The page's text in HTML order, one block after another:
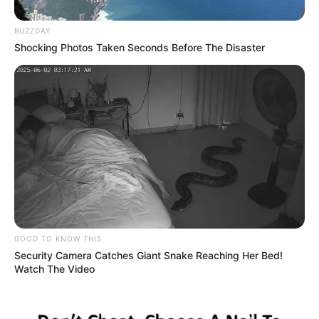
Le puede interesar:Parroquiano murió por la presunta
infección del cuchillo con el que lo apuñalaron
Unidades de criminalística del Cuerpo Técnico de
Investigación CTI de la Fiscalía General de la Nación
arribaron a ese centro asistencial de la Calle 167 con la
labores de inspección y traslado del cadáver hacia la
sede del instituto de Medicina Legal en donde forenses de
BUZZDAY
Shocking Photos Taken Seconds Before The Disaster
GOOD TO KNOW THIS
Security Camera Catches Giant Snake Reaching Her Bed!
Watch The Video